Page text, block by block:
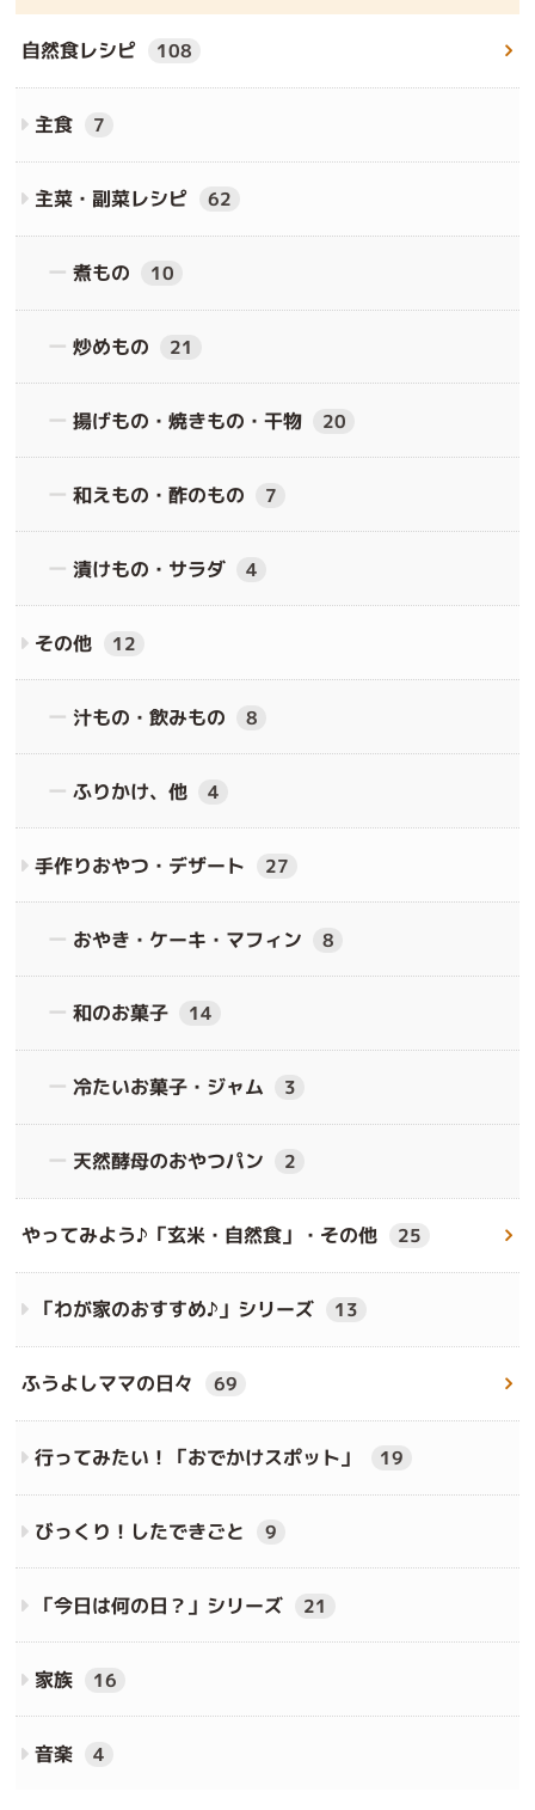
自然食レシピ 108
主食 7
主菜・副菜レシピ 62
煮もの 10
炒めもの 21
揚げもの・焼きもの・干物 20
和えもの・酢のもの 7
漬けもの・サラダ 4
その他 12
汁もの・飲みもの 8
ふりかけ、他 4
手作りおやつ・デザート 27
おやき・ケーキ・マフィン 8
和のお菓子 14
冷たいお菓子・ジャム 3
天然酵母のおやつパン 2
やってみよう♪「玄米・自然食」・その他 25
「わが家のおすすめ♪」シリーズ 13
ふうよしママの日々 69
行ってみたい！「おでかけスポット」 19
びっくり！したできごと 9
「今日は何の日？」シリーズ 21
家族 16
音楽 4